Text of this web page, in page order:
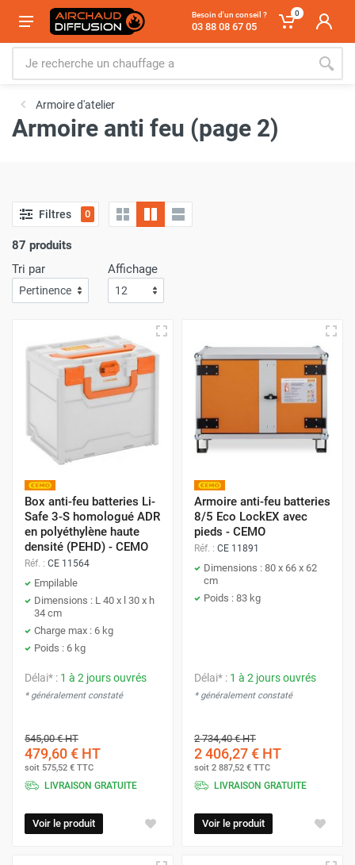
Besoin d'un conseil ?
03 88 08 67 05
0
Armoire d'atelier
Armoire anti feu (page 2)
Filtres 0
87 produits
Tri par
Affichage
Box anti-feu batteries Li-
Safe 3-S homologué ADR
en polyéthylène haute
densité (PEHD) - CEMO
Réf. : CE 11564
Empilable
Dimensions : L 40 x l 30 x h
34 cm
Charge max : 6 kg
Poids : 6 kg
Délai* : 1 à 2 jours ouvrés
* généralement constaté
545,00 €HT
479,60 € HT
soit 575,52 € TTC
LIVRAISON GRATUITE
Voir le produit
Armoire anti-feu batteries
8/5 Eco LockEX avec
pieds - CEMO
Réf. : CE 11891
Dimensions : 80 x 66 x 62
cm
Poids : 83 kg
Délai* : 1 à 2 jours ouvrés
* généralement constaté
2 734,40 €HT
2 406,27 € HT
soit 2 887,52 € TTC
LIVRAISON GRATUITE
Voir le produit